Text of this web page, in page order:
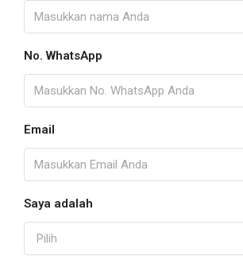
No. WhatsApp
Email
Saya adalah
Pilih